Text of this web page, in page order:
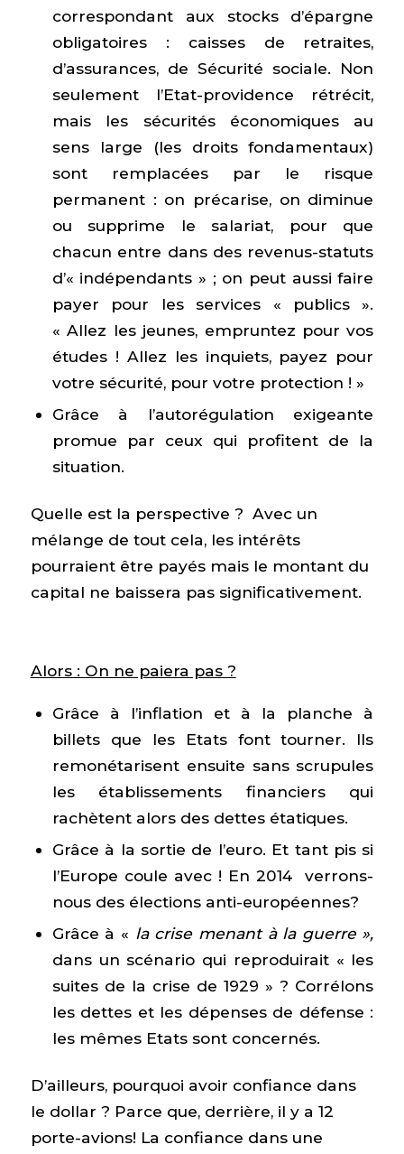
correspondant aux stocks d’épargne
obligatoires : caisses de retraites,
d’assurances, de Sécurité sociale. Non
seulement l’Etat-providence rétrécit,
mais les sécurités économiques au
sens large (les droits fondamentaux)
sont remplacées par le risque
permanent : on précarise, on diminue
ou supprime le salariat, pour que
chacun entre dans des revenus-statuts
d’« indépendants » ; on peut aussi faire
payer pour les services « publics ».
« Allez les jeunes, empruntez pour vos
études ! Allez les inquiets, payez pour
votre sécurité, pour votre protection ! »
Grâce à l’autorégulation exigeante
promue par ceux qui profitent de la
situation.
Quelle est la perspective ? Avec un
mélange de tout cela, les intérêts
pourraient être payés mais le montant du
capital ne baissera pas significativement.
Alors : On ne paiera pas ?
Grâce à l’inflation et à la planche à
billets que les Etats font tourner. Ils
remonétarisent ensuite sans scrupules
les établissements financiers qui
rachètent alors des dettes étatiques.
Grâce à la sortie de l’euro. Et tant pis si
l’Europe coule avec ! En 2014 verrons-
nous des élections anti-européennes?
Grâce à « la crise menant à la guerre »,
dans un scénario qui reproduirait « les
suites de la crise de 1929 » ? Corrélons
les dettes et les dépenses de défense :
les mêmes Etats sont concernés.
D’ailleurs, pourquoi avoir confiance dans
le dollar ? Parce que, derrière, il y a 12
porte-avions! La confiance dans une